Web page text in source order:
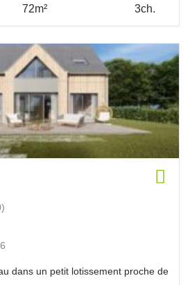
72m² 3ch.
dans un petit lotissement proche de